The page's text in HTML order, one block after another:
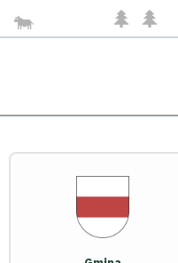
🐄 🌲 🌲
🏇